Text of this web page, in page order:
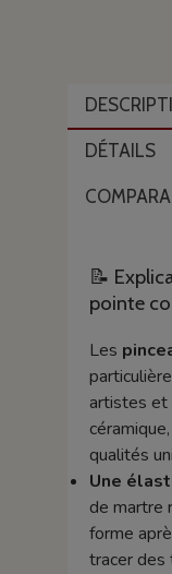
DÉTAILS
📝
pointe
Les
artistes et
qualités
Une
de martre
forme
tracer des